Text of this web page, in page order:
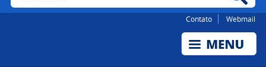
Contato Webmail